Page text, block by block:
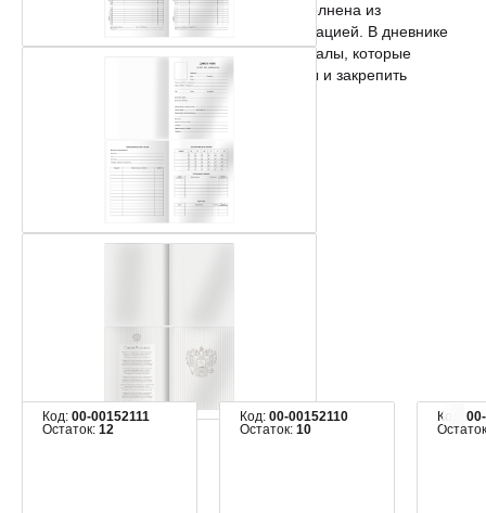
обложка (7БЦ) с прямыми уголками выполнена из
мелованного картона с глянцевой ламинацией. В дневнике
школьник обнаружит справочные материалы, которые
помогут быстро найти ответы на вопросы и закрепить
Тип обложки: Твердая
Торговая марка: BG
Тип дневника: Универсальный
Похожие товары:
Код: 00-00152111
Остаток: 12
Код: 00-00152110
Остаток: 10
Код: